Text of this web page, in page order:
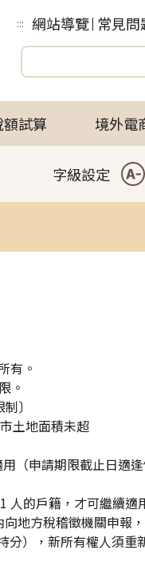
::: 網站導覽 常見問
額試算 境外電
字級設定
有。
。
〕
土地面積未超
（申請期限截止日適
的戶籍，才可繼續適
地方稅稽徵機關申報
），新所有權人須重